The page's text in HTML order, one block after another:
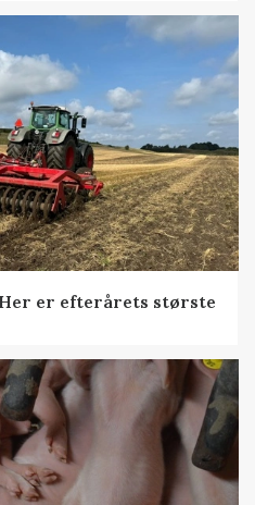
er efterårets største